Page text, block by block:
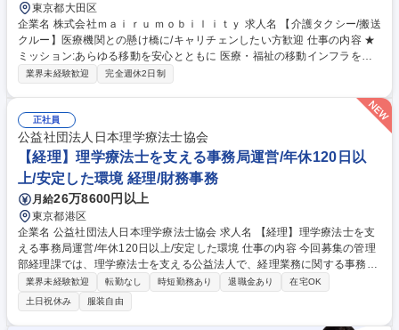
東京都大田区
企業名 株式会社ｍａｉｒｕ ｍｏｂｉｌｉｔｙ 求人名 【介護タクシー/搬送
クルー】医療機関との懸け橋に/キャリチェンしたい方歓迎 仕事の内容 ★
ミッション:あらゆる移動を安心とともに 医療・福祉の移動インフラを展
開する当社にて利用者の移動を支える搬送クルー業務をご担当。車両に乗
届けるプロとして直接患者に向き合います■予約情報を確認し必要なケア
内容を整理 ■第二種免許での車両運転と入社後の取得支援あり ■移動・移
乗のサポートや丁寧なお声がけ ■車内でのバイタルや体調のチェック ■ご
家族や病院・介護施設職員とのやりとりや調整 募集職種 【介護タクシー/
搬送クルー】医療機関との懸け橋に/キャリチェンしたい方歓迎
業界未経験歓迎 完全週休2日制
正社員
公益社団法人日本理学療法士協会
【経理】理学療法士を支える事務局運営/年休120日以
上/安定した環境 経理/財務事務
月給26万8600円以上
東京都港区
企業名 公益社団法人日本理学療法士協会 求人名 【経理】理学療法士を支
える事務局運営/年休120日以上/安定した環境 仕事の内容 今回募集の管理
部経理課では、理学療法士を支える公益法人で、経理業務に関する事務全
般を担当いただきます。 【具体的には】 ■年会費・研修会参加費等の請求
■会員管理システム操作 ■問い合わせ対応(電話・メール) ■入出金の管理 ■
請求書発行 ■支払処理（旅費、経費、謝金他） ■関連団体経理業務 ■委員
業界未経験歓迎 転勤なし 時短勤務あり 退職金あり
在宅OK
土日祝休み
服装自由